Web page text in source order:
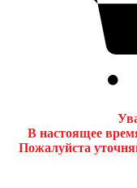
В настоящее
Пожалуйста